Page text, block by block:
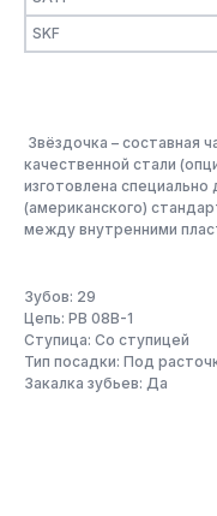
SKF
Звёздочка – составная
качественной стали
изготовлена
(американского)
между внутренними
Зубов: 29
Цепь: PB 08B-1
Ступица: Со ступицей
Тип посадки: Под
Закалка зубьев: Да